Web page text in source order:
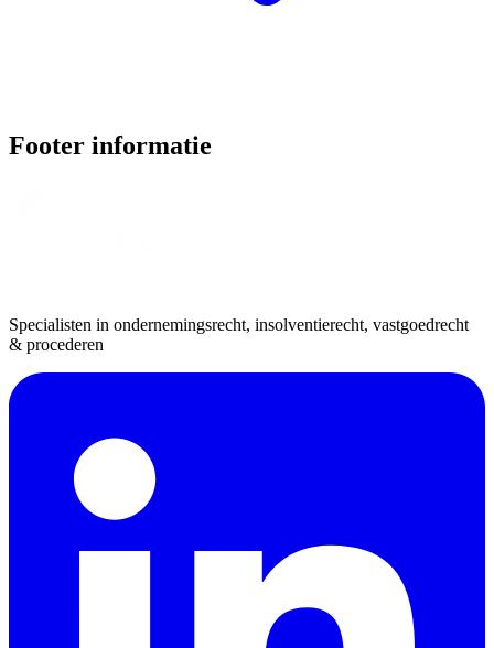
Footer informatie
Specialisten in ondernemingsrecht, insolventierecht, vastgoedrecht
& procederen